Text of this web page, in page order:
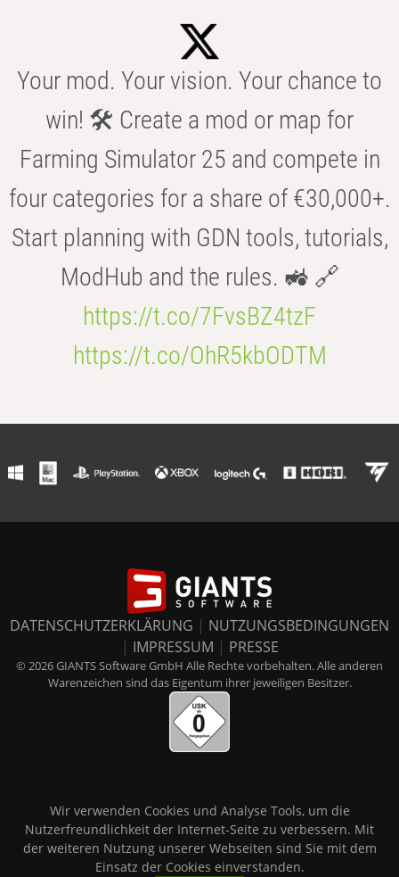
Your mod. Your vision. Your chance to
win! 🛠️ Create a mod or map for
Farming Simulator 25 and compete in
four categories for a share of €30,000+.
Start planning with GDN tools, tutorials,
ModHub and the rules. 🚜 🔗
https://t.co/7FvsBZ4tzF
https://t.co/OhR5kbODTM
DATENSCHUTZERKLÄRUNG | NUTZUNGSBEDINGUNGEN
| IMPRESSUM | PRESSE
© 2026 GIANTS Software GmbH Alle Rechte vorbehalten. Alle anderen
Warenzeichen sind das Eigentum ihrer jeweiligen Besitzer.
Wir verwenden Cookies und Analyse Tools, um die
Nutzerfreundlichkeit der Internet-Seite zu verbessern. Mit
der weiteren Nutzung unserer Webseiten sind Sie mit dem
Einsatz der Cookies einverstanden.